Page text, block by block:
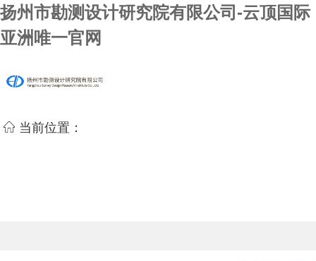
扬州市勘测设计研究院有限公司-云顶国际
亚洲唯一官网
当前位置：